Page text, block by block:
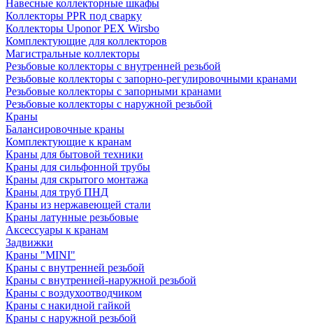
Навесные коллекторные шкафы
Коллекторы PPR под сварку
Коллекторы Uponor PEX Wirsbo
Комплектующие для коллекторов
Магистральные коллекторы
Резьбовые коллекторы с внутренней резьбой
Резьбовые коллекторы с запорно-регулировочными кранами
Резьбовые коллекторы с запорными кранами
Резьбовые коллекторы с наружной резьбой
Краны
Балансировочные краны
Комплектующие к кранам
Краны для бытовой техники
Краны для сильфонной трубы
Краны для скрытого монтажа
Краны для труб ПНД
Краны из нержавеющей стали
Краны латунные резьбовые
Аксессуары к кранам
Задвижки
Краны "MINI"
Краны с внутренней резьбой
Краны с внутренней-наружной резьбой
Краны с воздухоотводчиком
Краны с накидной гайкой
Краны с наружной резьбой